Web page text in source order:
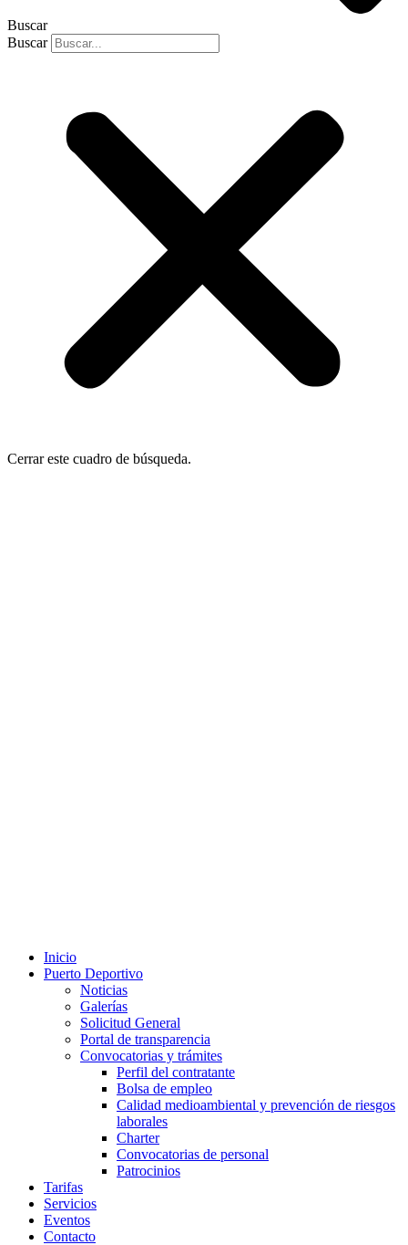
Buscar
Buscar
Cerrar este cuadro de búsqueda.
Inicio
Puerto Deportivo
Noticias
Galerías
Solicitud General
Portal de transparencia
Convocatorias y trámites
Perfil del contratante
Bolsa de empleo
Calidad medioambiental y prevención de riesgos
laborales
Charter
Convocatorias de personal
Patrocinios
Tarifas
Servicios
Eventos
Contacto